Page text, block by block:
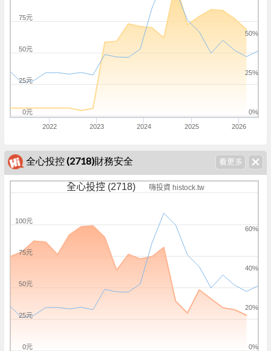
2022 2023 2024 2025 2026
0%
25%
50%
0元
25元
50元
75元
全心投控 (2718)財務安全
全心投控 (2718) 嗨投資 histock.tw
0%
20%
40%
60%
0元
25元
50元
75元
100元